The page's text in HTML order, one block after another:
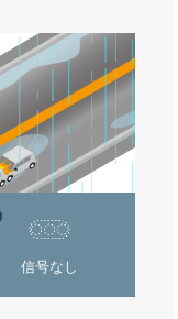
信号なし